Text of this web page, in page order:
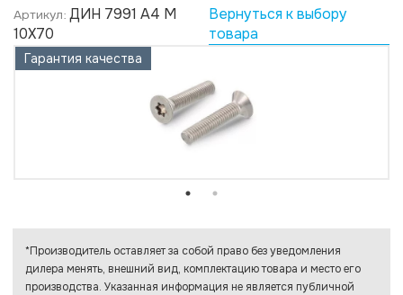
Артикул: ДИН 7991 А4 M
10X70
Вернуться к выбору
товара
Гарантия качества
*Производитель оставляет за собой право без уведомления
дилера менять, внешний вид, комплектацию товара и место его
производства. Указанная информация не является публичной